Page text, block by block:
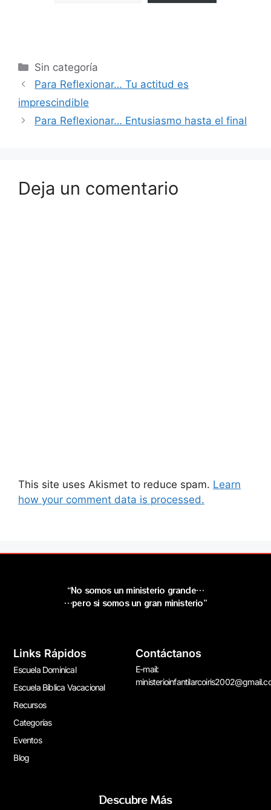
Sin categoría
Para Reflexionar… Tu actitud es
imprescindible
Para Reflexionar… Entusiasmo hasta el final
Deja un comentario
This site uses Akismet to reduce spam. Learn
how your comment data is processed.
“No somos un ministerio grande…
…pero si somos un gran ministerio”
Links Rápidos
Escuela Dominical
Escuela Bíblica Vacacional
Recursos
Categorías
Eventos
Blog
Contáctanos
E-mail:
Descubre Más